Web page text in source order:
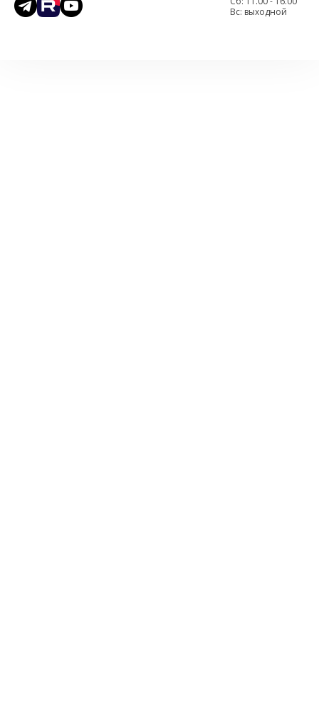
Вс: выходной